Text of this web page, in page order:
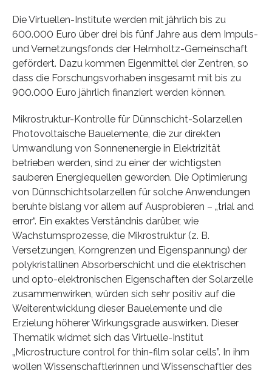
Die Virtuellen-Institute werden mit jährlich bis zu
600.000 Euro über drei bis fünf Jahre aus dem Impuls-
und Vernetzungsfonds der Helmholtz-Gemeinschaft
gefördert. Dazu kommen Eigenmittel der Zentren, so
dass die Forschungsvorhaben insgesamt mit bis zu
900.000 Euro jährlich finanziert werden können.
Mikrostruktur-Kontrolle für Dünnschicht-Solarzellen
Photovoltaische Bauelemente, die zur direkten
Umwandlung von Sonnenenergie in Elektrizität
betrieben werden, sind zu einer der wichtigsten
sauberen Energiequellen geworden. Die Optimierung
von Dünnschichtsolarzellen für solche Anwendungen
beruhte bislang vor allem auf Ausprobieren – „trial and
error“. Ein exaktes Verständnis darüber, wie
Wachstumsprozesse, die Mikrostruktur (z. B.
Versetzungen, Korngrenzen und Eigenspannung) der
polykristallinen Absorberschicht und die elektrischen
und opto-elektronischen Eigenschaften der Solarzelle
zusammenwirken, würden sich sehr positiv auf die
Weiterentwicklung dieser Bauelemente und die
Erzielung höherer Wirkungsgrade auswirken. Dieser
Thematik widmet sich das Virtuelle-Institut
„Microstructure control for thin-film solar cells”. In ihm
wollen Wissenschaftlerinnen und Wissenschaftler des